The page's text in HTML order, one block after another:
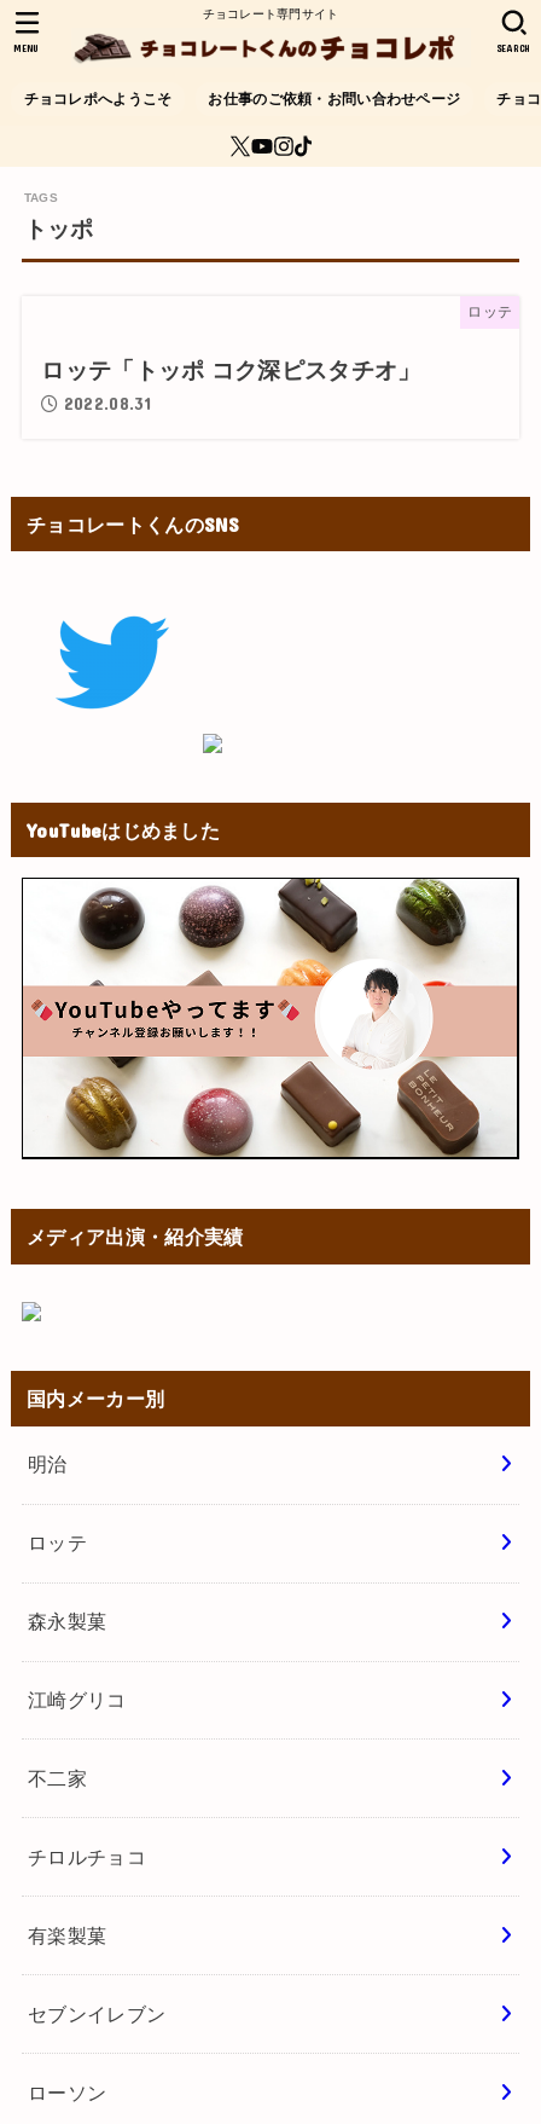
チョコレート専門サイト
チョコレポへようこそ お仕事のご依頼・お問い合わせページ チョ
SEARCH
MENU
トッポ
ロッテ
ロッテ「トッポ コク深ピスタチオ」
2022.08.31
チョコレートくんのSNS
YouTubeはじめました
メディア出演・紹介実績
国内メーカー別
明治
ロッテ
森永製菓
江崎グリコ
不二家
チロルチョコ
有楽製菓
セブンイレブン
ローソン